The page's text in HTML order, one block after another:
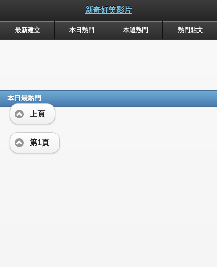
新奇好笑影片
最新建立 本日熱門 本週熱門 熱門貼文
本日最熱門
上頁
第1頁